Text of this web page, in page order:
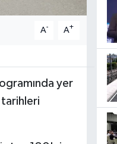
A- A+
yer
tarihleri